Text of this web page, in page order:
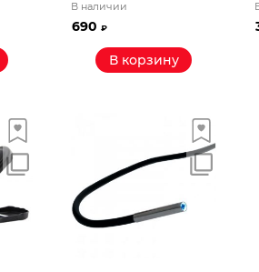
В наличии
690₽
В корзину